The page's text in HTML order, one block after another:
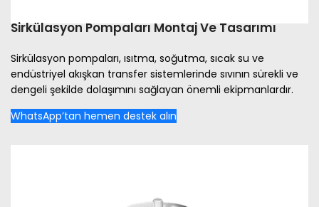
Sirkülasyon Pompaları Montaj Ve Tasarımı
Sirkülasyon pompaları, ısıtma, soğutma, sıcak su ve
endüstriyel akışkan transfer sistemlerinde sıvının sürekli ve
dengeli şekilde dolaşımını sağlayan önemli ekipmanlardır.
WhatsApp’tan hemen destek alın